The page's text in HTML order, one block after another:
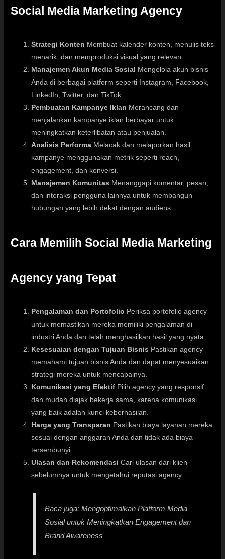
Social Media Marketing Agency
Strategi Konten Membuat kalender konten, menulis teks
menarik, dan memproduksi visual yang relevan.
Manajemen Akun Media Sosial
Mengelola akun bisnis
Anda di berbagai platform seperti Instagram, Facebook,
LinkedIn, Twitter, danTikTok.
Pembuatan Kampanye Iklan Merancang dan
menjalankan kampanye iklan berbayar untuk
meningkatkan keterlibatan atau penjualan.
Analisis Performa Melacak dan melaporkan hasil
kampanye menggunakan metrik seperti reach,
engagement, dan konversi.
Manajemen Komunitas Menanggapi komentar, pesan,
dan interaksi pengguna lainnya untuk membangun
hubungan yang lebih dekat dengan audiens.
Cara Memilih Social Media Marketing
Agency yang Tepat
Pengalaman dan Portofolio Periksa portofolio agency
untuk memastikan mereka memiliki pengalaman di
industri Anda dan telah menghasilkan hasil yang nyata.
Kesesuaian dengan Tujuan Bisnis Pastikan agency
memahami tujuan bisnis Anda dan dapat menyesuaikan
strategi mereka untuk mencapainya.
Komunikasi yang Efektif Pilih agency yang responsif
dan mudah diajak bekerja sama, karena komunikasi
yang baik adalah kunci keberhasilan.
Harga yang Transparan Pastikan biaya layanan mereka
sesuai dengan anggaran Anda dan tidak ada biaya
tersembunyi.
Ulasan dan Rekomendasi Cari ulasan dari klien
sebelumnya untuk mengetahui reputasi agency.
Baca juga:Mengoptimalkan Platform Media
Sosial untuk Meningkatkan Engagement dan
Brand Awareness